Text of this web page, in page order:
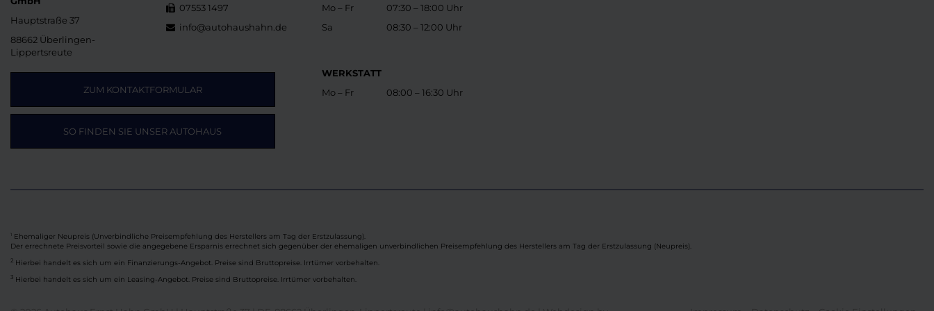
Hauptstraße 37
88662 Überlingen-
Lippertsreute
07553 1497
info@autohaushahn.de
ZUM KONTAKTFORMULAR
SO FINDEN SIE UNSER AUTOHAUS
Mo – Fr
Sa
07:30 – 18:00 Uhr
08:30 – 12:00 Uhr
WERKSTATT
Mo – Fr
08:00 – 16:30 Uhr
Ehemaliger Neupreis (Unverbindliche Preisempfehlung des Herstellers am Tag der Erstzulassung).
Der errechnete Preisvorteil sowie die angegebene Ersparnis errechnet sich gegenüber der ehemaligen unverbindlichen Preisempfehlung des Herstellers am Tag der Erstzulassung (Neupreis).
2 Hierbei handelt es sich um ein Finanzierungs-Angebot. Preise sind Bruttopreise. Irrtümer vorbehalten.
3 Hierbei handelt es sich um ein Leasing-Angebot. Preise sind Bruttopreise. Irrtümer vorbehalten.